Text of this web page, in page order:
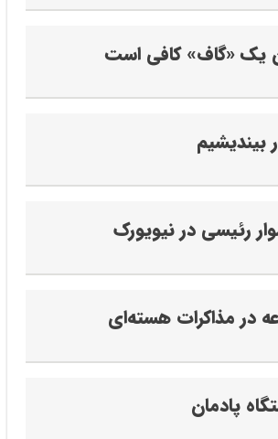
یک «گاف» کافی است
بیندیشیم
رئیسی در نیویورک
در مذاکرات هسته‌ای
پادمان